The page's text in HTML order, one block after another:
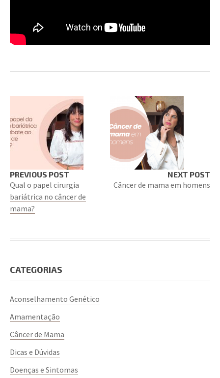
PREVIOUS POST
Qual o papel cirurgia
bariátrica no câncer de
mama?
NEXT POST
Câncer de mama em homens
CATEGORIAS
Aconselhamento Genético
Amamentação
Câncer de Mama
Dicas e Dúvidas
Doenças e Sintomas